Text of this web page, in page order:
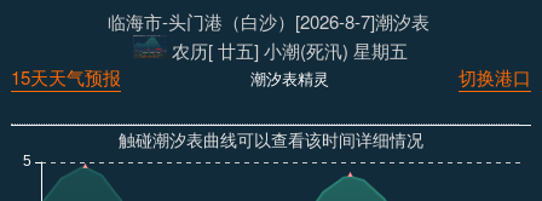
临海市-头门港（白沙）[2026-8-7]潮汐表
农历[ 廿五] 小潮(死汛) 星期五
切换港口
潮汐表精灵
15天天气预报
触碰潮汐表曲线可以查看该时间详细情况